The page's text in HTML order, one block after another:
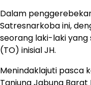
Dalam
Satresnarkoba ini,
seorang laki-laki yang
(TO) inisial JH.
Menindaklajuti pasca